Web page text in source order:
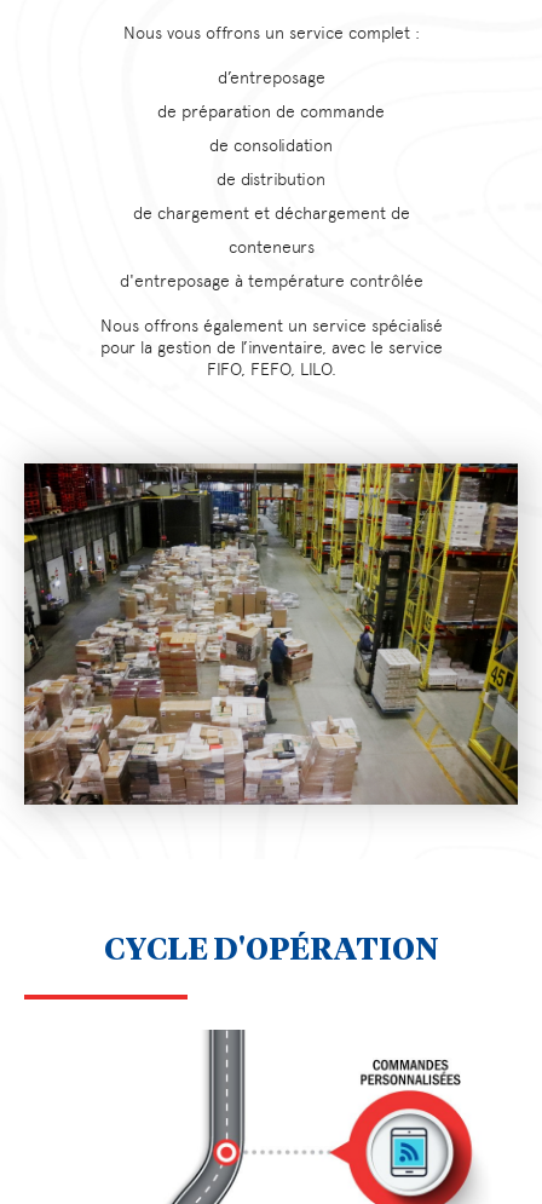
Nous vous offrons un service complet :
d’entreposage
de préparation de commande
de consolidation
de distribution
de chargement et déchargement de
conteneurs
d'entreposage à température contrôlée
Nous offrons également un service spécialisé
pour la gestion de l’inventaire, avec le service
FIFO, FEFO, LILO.
CYCLE D'OPÉRATION